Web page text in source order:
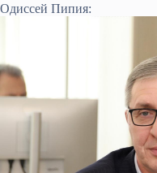
Одиссей Пипия: